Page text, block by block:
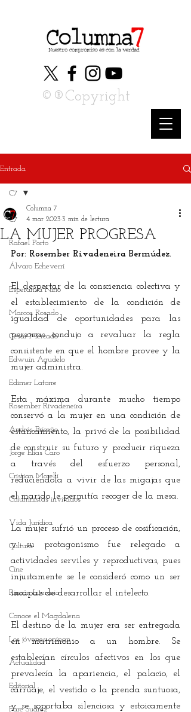
©®Copyright
Entrada
C7
Rafael Porto
Álvaro Echeverri
Esperanza Niño
Marcos Rosado
César Mercado
Edwuin Agudelo
Edimer Latorre
Rosember Rivadeneira
Andrés Briceño
Jorge Elías Caro
Cristian Morelli
Columnistas invitados
Vida Jurídica
Cultura
Cine
Rincón Literario
Conoce el Magdalena
Los jóvenes opinan
Actualidad
Editorial
Fare Suárez
C7
LA MUJER PROGRESA
Columna 7
4 mar 2023 3 min de lectura
Por: Rosember Rivadeneira Bermúdez.
El despertar de la consciencia colectiva y
el establecimiento de la condición de
igualdad de oportunidades para las
personas condujo a revaluar la regla
consistente en que el hombre provee y la
mujer administra.
Esta máxima durante mucho tiempo
conservó a la mujer en una condición de
estancamiento, la privó de la posibilidad
de construir su futuro y producir riqueza
a través del esfuerzo personal,
reduciéndola a vivir de las migajas que
el marido le permitía recoger de la mesa.
La mujer sufrió un proceso de cosificación,
y su protagonismo fue relegado a
actividades serviles y reproductivas, pues
injustamente se le consideró como un ser
incapaz de desarrollar el intelecto.
El destino de la mujer era ser entregada
en matrimonio a un hombre. Se
establecían círculos afectivos en los que
prevalecía la apariencia, el palacio, el
carruaje, el vestido o la prenda suntuosa,
y se soportaba silenciosa y estoicamente